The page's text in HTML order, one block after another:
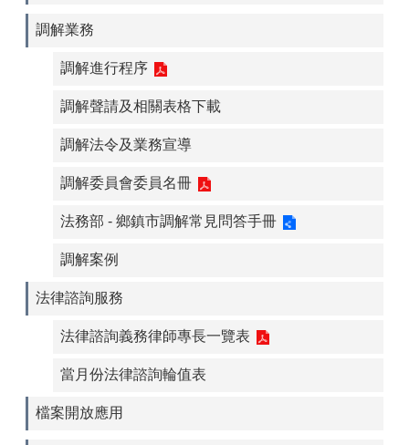
調解業務
調解進行程序
調解聲請及相關表格下載
調解法令及業務宣導
調解委員會委員名冊
法務部 - 鄉鎮市調解常見問答手冊
調解案例
法律諮詢服務
法律諮詢義務律師專長一覽表
當月份法律諮詢輪值表
檔案開放應用